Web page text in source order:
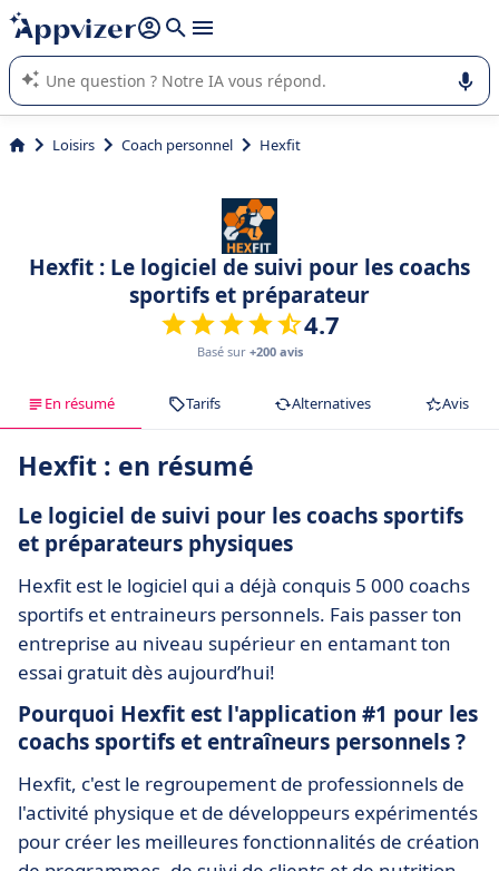
répondre (plusieurs lignes avec
L'IA de Appvizer vous guide dans l'utilisation ou la sélection de
logiciel SaaS en entreprise.
Loisirs Coach personnel Hexfit
Hexfit : Le logiciel de suivi pour les coachs
sportifs et préparateur
4.7
Basé sur +200 avis
En résumé Tarifs Alternatives Avis
Hexfit : en résumé
Le logiciel de suivi pour les coachs sportifs
et préparateurs physiques
Hexfit est le logiciel qui a déjà conquis 5 000 coachs
sportifs et entraineurs personnels. Fais passer ton
entreprise au niveau supérieur en entamant ton
essai gratuit dès aujourd’hui!
Pourquoi Hexfit est l'application #1 pour les
coachs sportifs et entraîneurs personnels ?
Hexfit, c'est le regroupement de professionnels de
l'activité physique et de développeurs expérimentés
pour créer les meilleures fonctionnalités de création